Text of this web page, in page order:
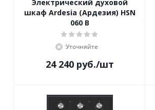
Электрический духовой
шкаф Ardesia (Ардезия) HSN
060 B
Уточняйте
24 240 руб./шт